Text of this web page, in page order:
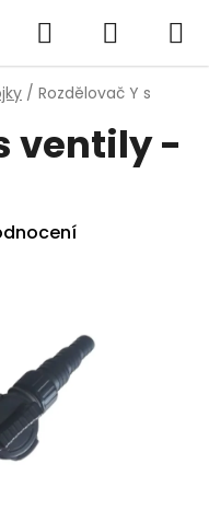
Hledat
KOŠÍK
/ Rozdělovač Y s
ventily -